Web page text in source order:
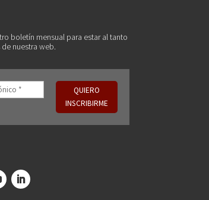
boletín mensual para estar al tanto
nuestra web.